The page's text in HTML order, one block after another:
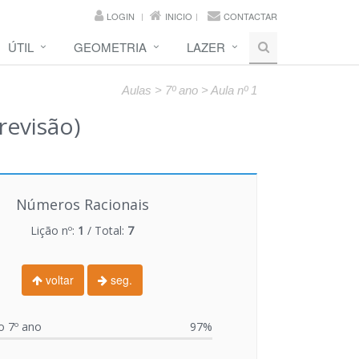
LOGIN INICIO CONTACTAR
ÚTIL GEOMETRIA LAZER
Aulas > 7º ano > Aula nº 1
Números Racionais
Lição nº: 1 / Total: 7
voltar seg.
7º ano 97%